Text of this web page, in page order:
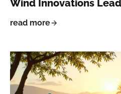
Wind Innovations
read more